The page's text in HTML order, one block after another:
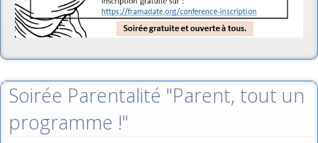
Soirée Parentalité "Parent, tout un
programme !"